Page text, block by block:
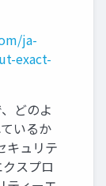
ja-
exact-
どのよ
いるか
キュリテ
スプロ